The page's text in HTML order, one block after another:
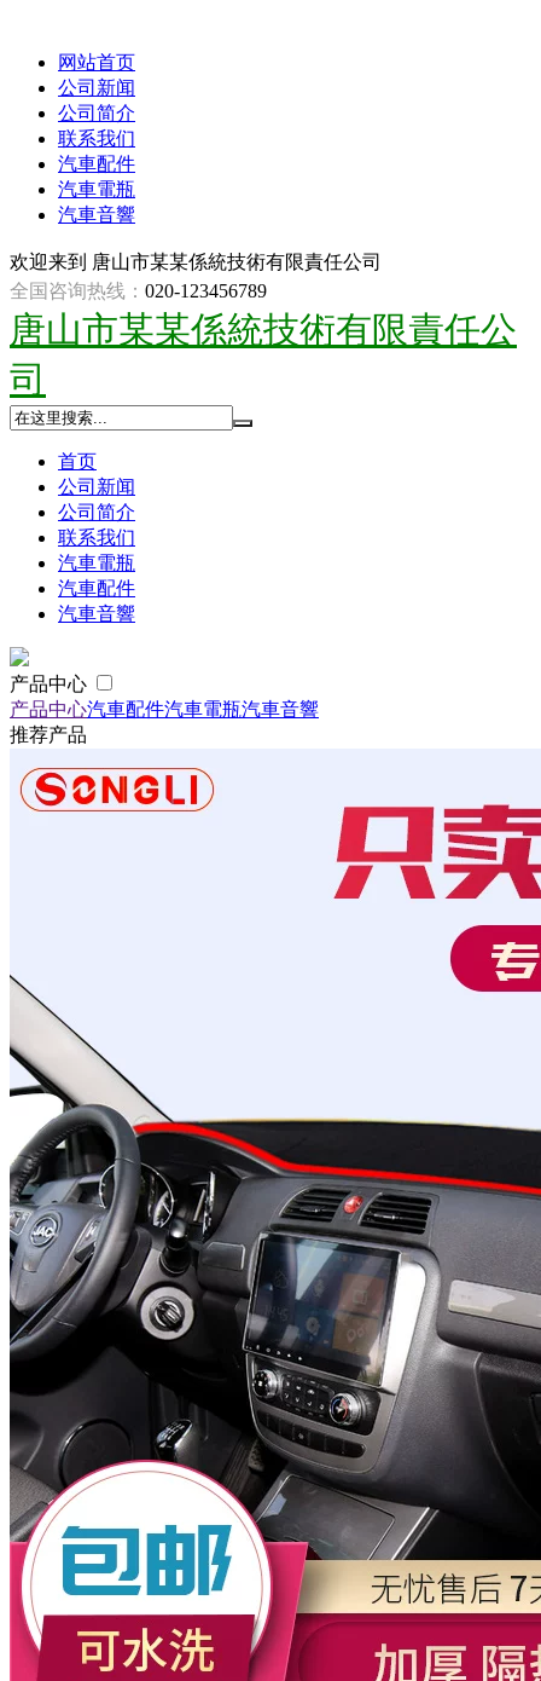
网站首页
公司新闻
公司简介
联系我们
汽車配件
汽車電瓶
汽車音響
欢迎来到 唐山市某某係統技術有限責任公司
全国咨询热线： 020-123456789
唐山市某某係統技術有限責任公
司
首页
公司新闻
公司简介
联系我们
汽車電瓶
汽車配件
汽車音響
产品中心
产品中心汽車配件汽車電瓶汽車音響
推荐产品